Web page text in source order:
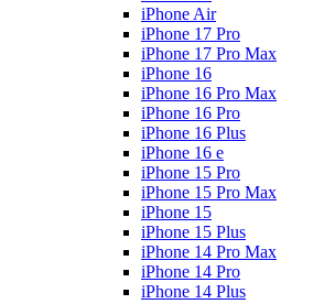
iPhone Air
iPhone 17 Pro
iPhone 17 Pro Max
iPhone 16
iPhone 16 Pro Max
iPhone 16 Pro
iPhone 16 Plus
iPhone 16 e
iPhone 15 Pro
iPhone 15 Pro Max
iPhone 15
iPhone 15 Plus
iPhone 14 Pro Max
iPhone 14 Pro
iPhone 14 Plus